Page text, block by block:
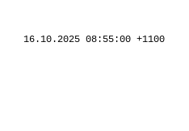
16.10.2025 08:55:00 +1100